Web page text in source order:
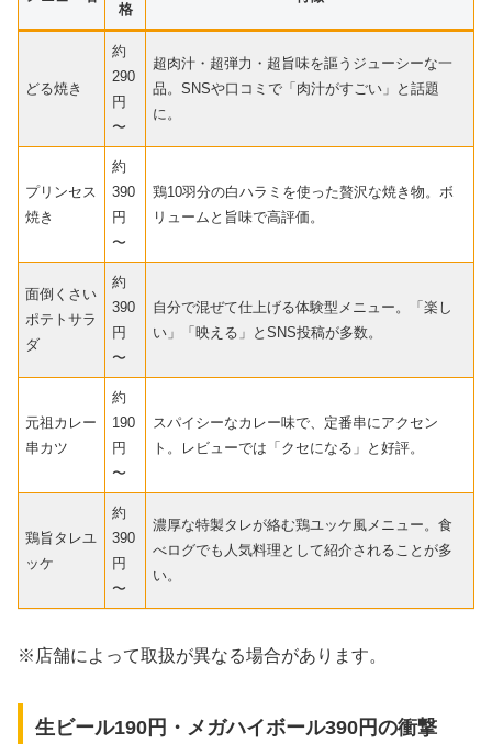
格
どる焼き
約
290
円
〜
超肉汁・超弾力・超旨味を謳うジューシーな一
品。SNSや口コミで「肉汁がすごい」と話題
に。
プリンセス
焼き
約
390
円
〜
鶏10羽分の白ハラミを使った贅沢な焼き物。ボ
リュームと旨味で高評価。
面倒くさい
ポテトサラ
ダ
約
390
円
〜
自分で混ぜて仕上げる体験型メニュー。「楽し
い」「映える」とSNS投稿が多数。
元祖カレー
串カツ
約
190
円
〜
スパイシーなカレー味で、定番串にアクセン
ト。レビューでは「クセになる」と好評。
鶏旨タレユ
ッケ
約
390
円
〜
濃厚な特製タレが絡む鶏ユッケ風メニュー。食
べログでも人気料理として紹介されることが多
い。
※店舗によって取扱が異なる場合があります。
生ビール190円・メガハイボール390円の衝撃